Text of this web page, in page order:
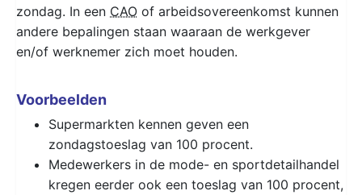
zondag. In een CAO of arbeidsovereenkomst kunnen
andere bepalingen staan waaraan de werkgever
en/of werknemer zich moet houden.
Voorbeelden
Supermarkten kennen geven een
zondagstoeslag van 100 procent.
Medewerkers in de mode- en sportdetailhandel
kregen eerder ook een toeslag van 100 procent,